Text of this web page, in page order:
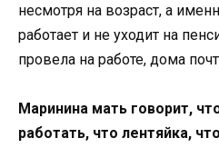
несмотря на возраст, а
работает и не уходит на
провела на работе, дома
Маринина мать говорит,
работать, что лентяйка,